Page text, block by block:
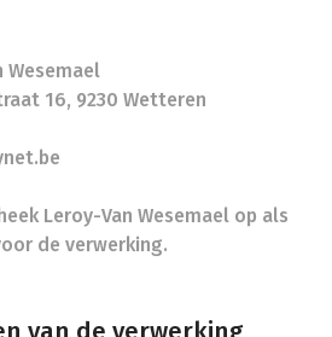
Wesemael
16, 9230 Wetteren
Leroy-Van Wesemael op als
de verwerking.